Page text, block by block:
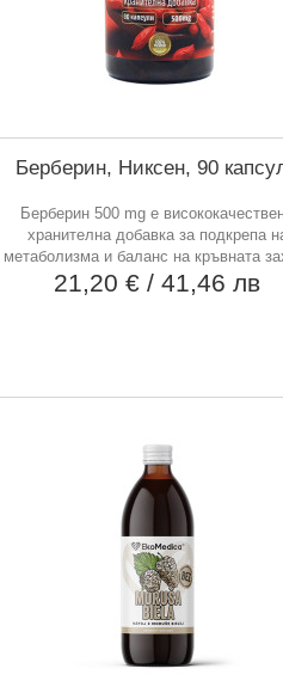
Берберин, Никсен, 90
Берберин 500 mg е
хранителна добавка за подкрепа
метаболизма и баланс на кръвната
21,20 €/ 41,46 лв